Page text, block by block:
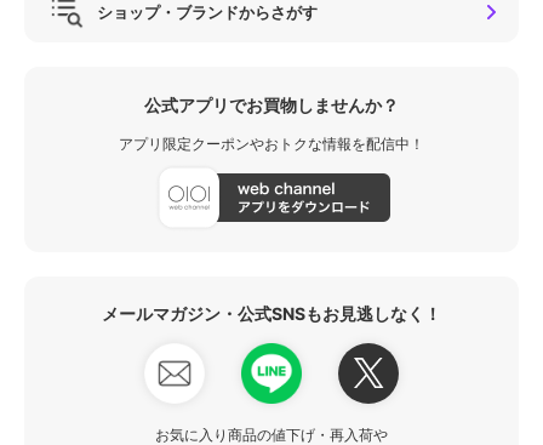
ショップ・ブランドからさがす
公式アプリでお買物しませんか？
アプリ限定クーポンやおトクな情報を配信中！
メールマガジン・公式SNSもお見逃しなく！
お気に入り商品の値下げ・再入荷や